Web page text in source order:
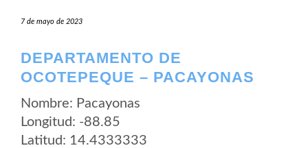
7 de mayo de 2023
DEPARTAMENTO DE
OCOTEPEQUE – PACAYONAS
Nombre: Pacayonas
Longitud: -88.85
Latitud: 14.4333333